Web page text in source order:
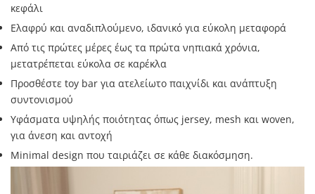
κεφάλι
Ελαφρύ και αναδιπλούμενο, ιδανικό για εύκολη μεταφορά
Από τις πρώτες μέρες έως τα πρώτα νηπιακά χρόνια,
μετατρέπεται εύκολα σε καρέκλα
Προσθέστε toy bar για ατελείωτο παιχνίδι και ανάπτυξη
συντονισμού
Υφάσματα υψηλής ποιότητας όπως jersey, mesh και woven,
για άνεση και αντοχή
Minimal design που ταιριάζει σε κάθε διακόσμηση.